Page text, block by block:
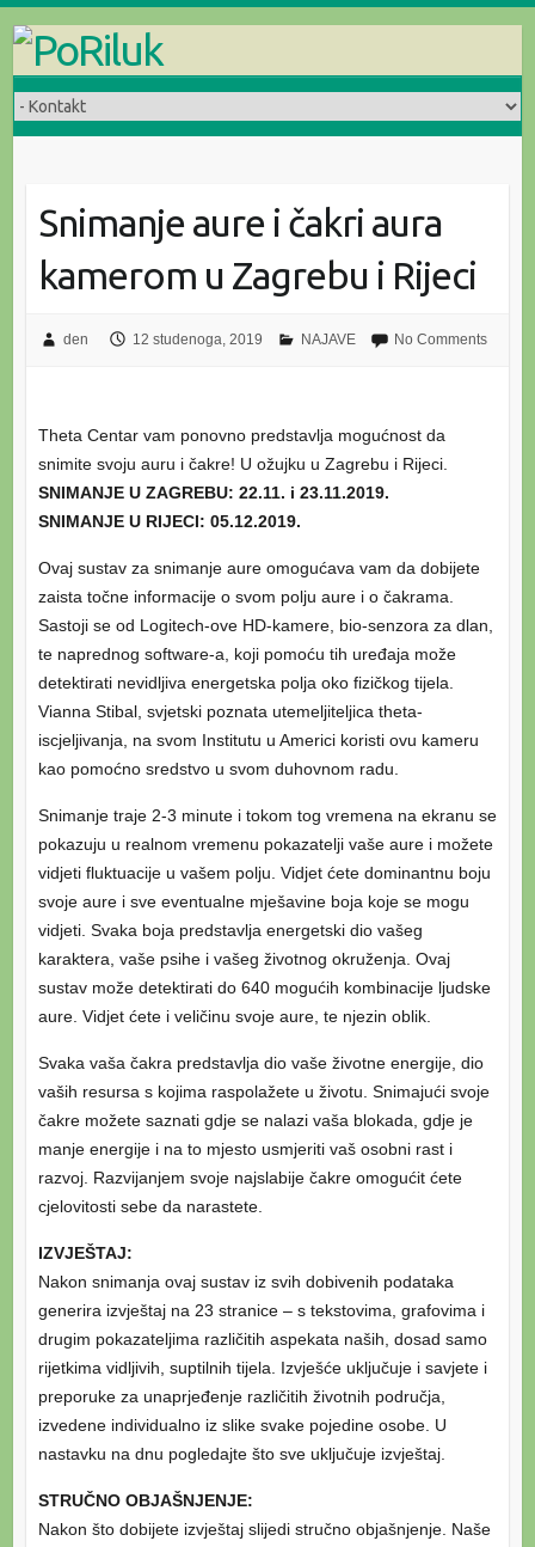
content
Snimanje aure i čakri aura
kamerom u Zagrebu i Rijeci
den 12 studenoga, 2019 NAJAVE No Comments
Theta Centar vam ponovno predstavlja mogućnost da
snimite svoju auru i čakre! U ožujku u Zagrebu i Rijeci.
SNIMANJE U ZAGREBU: 22.11. i 23.11.2019.
SNIMANJE U RIJECI: 05.12.2019.
Ovaj sustav za snimanje aure omogućava vam da dobijete
zaista točne informacije o svom polju aure i o čakrama.
Sastoji se od Logitech-ove HD-kamere, bio-senzora za dlan,
te naprednog software-a, koji pomoću tih uređaja može
detektirati nevidljiva energetska polja oko fizičkog tijela.
Vianna Stibal, svjetski poznata utemeljiteljica theta-
iscjeljivanja, na svom Institutu u Americi koristi ovu kameru
kao pomoćno sredstvo u svom duhovnom radu.
Snimanje traje 2-3 minute i tokom tog vremena na ekranu se
pokazuju u realnom vremenu pokazatelji vaše aure i možete
vidjeti fluktuacije u vašem polju. Vidjet ćete dominantnu boju
svoje aure i sve eventualne mješavine boja koje se mogu
vidjeti. Svaka boja predstavlja energetski dio vašeg
karaktera, vaše psihe i vašeg životnog okruženja. Ovaj
sustav može detektirati do 640 mogućih kombinacije ljudske
aure. Vidjet ćete i veličinu svoje aure, te njezin oblik.
Svaka vaša čakra predstavlja dio vaše životne energije, dio
vaših resursa s kojima raspolažete u životu. Snimajući svoje
čakre možete saznati gdje se nalazi vaša blokada, gdje je
manje energije i na to mjesto usmjeriti vaš osobni rast i
razvoj. Razvijanjem svoje najslabije čakre omogućit ćete
cjelovitosti sebe da narastete.
IZVJEŠTAJ:
Nakon snimanja ovaj sustav iz svih dobivenih podataka
generira izvještaj na 23 stranice – s tekstovima, grafovima i
drugim pokazateljima različitih aspekata naših, dosad samo
rijetkima vidljivih, suptilnih tijela. Izvješće uključuje i savjete i
preporuke za unaprjeđenje različitih životnih područja,
izvedene individualno iz slike svake pojedine osobe. U
nastavku na dnu pogledajte što sve uključuje izvještaj.
STRUČNO OBJAŠNJENJE:
Nakon što dobijete izvještaj slijedi stručno objašnjenje. Naše